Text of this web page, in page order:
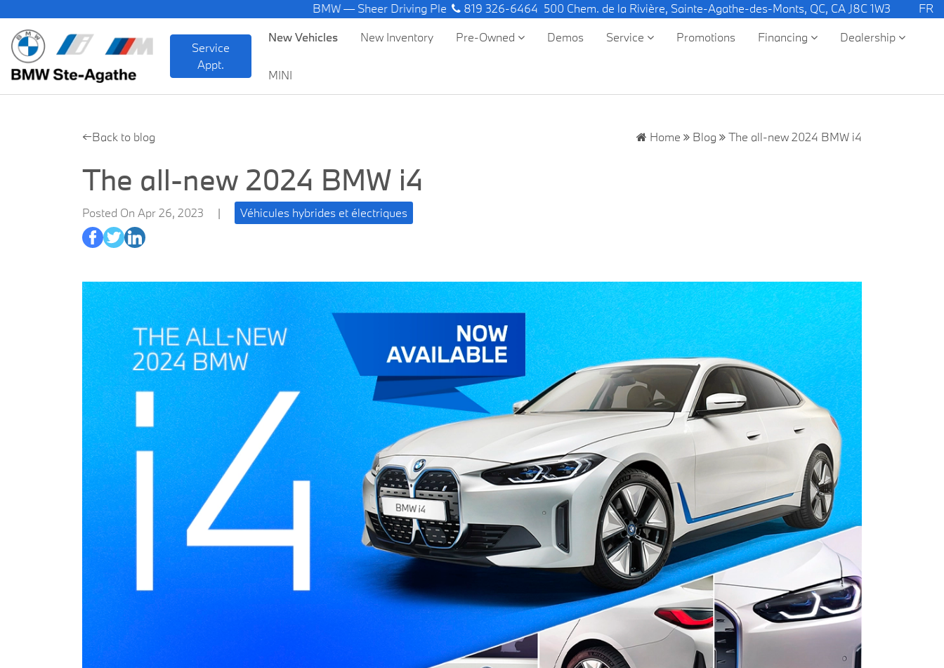
BMW — Sheer Driving Pleasure. 819 326-6464 500 Chem. de la Rivière, Sainte-Agathe-des-Monts, QC, CA J8C 1W3 FR
Service
Appt.
New Vehicles New Inventory Pre-Owned Demos Service Promotions Financing Dealership
MINI
←Back to blog Home Blog The all-new 2024 BMW i4
The all-new 2024 BMW i4
Posted On Apr 26, 2023 | Véhicules hybrides et électriques